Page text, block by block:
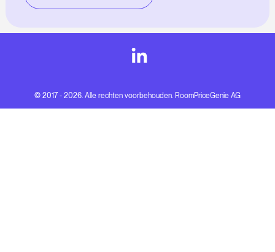
© 2017 - 2026. Alle rechten voorbehouden. RoomPriceGenie AG